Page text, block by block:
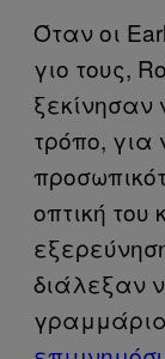
Όταν οι
γιο τους,
τρόπο, για
οπτική του
διάλεξαν